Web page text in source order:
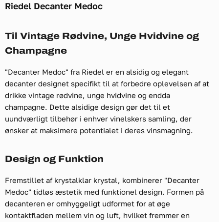
Riedel Decanter Medoc
Til Vintage Rødvine, Unge Hvidvine og
Champagne
"Decanter Medoc" fra Riedel er en alsidig og elegant
decanter designet specifikt til at forbedre oplevelsen af at
drikke vintage rødvine, unge hvidvine og endda
champagne. Dette alsidige design gør det til et
uundværligt tilbehør i enhver vinelskers samling, der
ønsker at maksimere potentialet i deres vinsmagning.
Design og Funktion
Fremstillet af krystalklar krystal, kombinerer "Decanter
Medoc" tidløs æstetik med funktionel design. Formen på
decanteren er omhyggeligt udformet for at øge
kontaktfladen mellem vin og luft, hvilket fremmer en